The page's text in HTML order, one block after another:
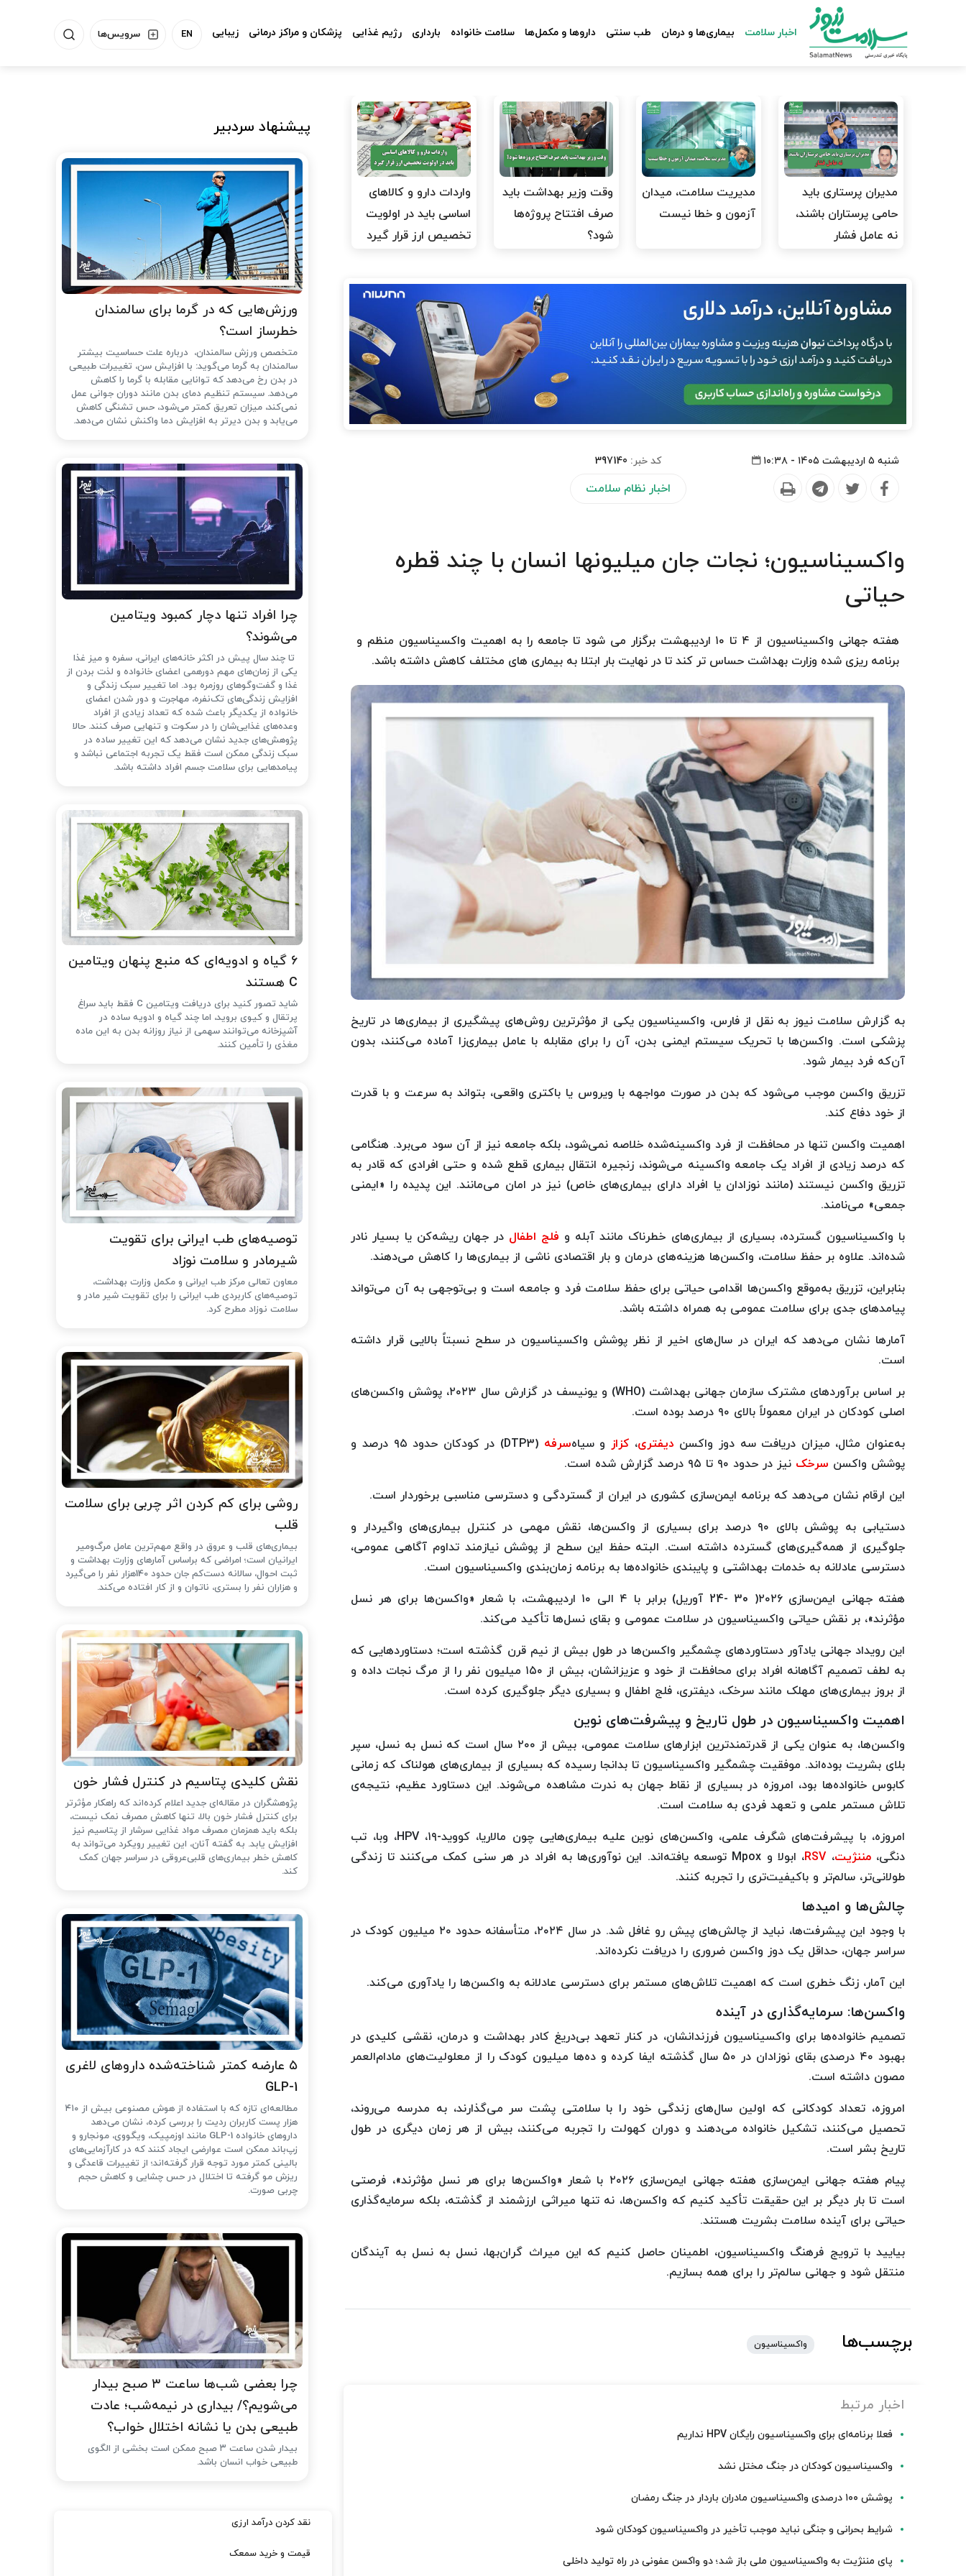
سرویس‌ها EN اخبار سلامت بیماری‌ها و درمان طب سنتی داروها و مکمل‌ها سلامت خانواده بارداری رژیم غذایی پزشکان و مراکز درمانی زیبایی
مدیران پرستاری باید
حامی پرستاران باشند،
نه عامل فشار
مدیریت سلامت، میدان
آزمون و خطا نیست
وقت وزیر بهداشت باید
صرف افتتاح پروژه‌ها
شود؟
واردات دارو و کالاهای
اساسی باید در اولویت
تخصیص ارز قرار گیرد
شنبه ۵ اردیبهشت ۱۴۰۵ - ۱۰:۳۸ کد خبر: 397140
اخبار نظام سلامت
واکسیناسیون؛ نجات جان میلیونها انسان با چند قطره
حیاتی
هفته جهانی واکسیناسیون از ۴ تا ۱۰ اردیبهشت برگزار می شود تا جامعه را به اهمیت واکسیناسیون منظم و
برنامه ریزی شده وزارت بهداشت حساس تر کند تا در نهایت بار ابتلا به بیماری های مختلف کاهش داشته باشد.
به گزارش سلامت نیوز به نقل از فارس، واکسیناسیون یکی از مؤثرترین روش‌های پیشگیری از بیماری‌ها در تاریخ
پزشکی است. واکسن‌ها با تحریک سیستم ایمنی بدن، آن را برای مقابله با عامل بیماری‌زا آماده می‌کنند، بدون
آن‌که فرد بیمار شود.
تزریق واکسن موجب می‌شود که بدن در صورت مواجهه با ویروس یا باکتری واقعی، بتواند به سرعت و با قدرت
از خود دفاع کند.
اهمیت واکسن تنها در محافظت از فرد واکسینه‌شده خلاصه نمی‌شود، بلکه جامعه نیز از آن سود می‌برد. هنگامی
که درصد زیادی از افراد یک جامعه واکسینه می‌شوند، زنجیره انتقال بیماری قطع شده و حتی افرادی که قادر به
تزریق واکسن نیستند (مانند نوزادان یا افراد دارای بیماری‌های خاص) نیز در امان می‌مانند. این پدیده را «ایمنی
جمعی» می‌نامند.
با واکسیناسیون گسترده، بسیاری از بیماری‌های خطرناک مانند آبله و فلج اطفال در جهان ریشه‌کن یا بسیار نادر
شده‌اند. علاوه بر حفظ سلامت، واکسن‌ها هزینه‌های درمان و بار اقتصادی ناشی از بیماری‌ها را کاهش می‌دهند.
بنابراین، تزریق به‌موقع واکسن‌ها اقدامی حیاتی برای حفظ سلامت فرد و جامعه است و بی‌توجهی به آن می‌تواند
پیامدهای جدی برای سلامت عمومی به همراه داشته باشد.
آمارها نشان می‌دهد که ایران در سال‌های اخیر از نظر پوشش واکسیناسیون در سطح نسبتاً بالایی قرار داشته
است.
بر اساس برآوردهای مشترک سازمان جهانی بهداشت (WHO) و یونیسف در گزارش سال ۲۰۲۳، پوشش واکسن‌های
اصلی کودکان در ایران معمولاً بالای ۹۰ درصد بوده است.
به‌عنوان مثال، میزان دریافت سه دوز واکسن دیفتری، کزازو سیاه‌سرفه
(DTP3) در کودکان حدود ۹۵ درصد و
پوشش واکسن سرخک نیز در حدود ۹۰ تا ۹۵ درصد گزارش شده است.
این ارقام نشان می‌دهد که برنامه ایمن‌سازی کشوری در ایران از گستردگی و دسترسی مناسبی برخوردار است.
دستیابی به پوشش بالای ۹۰ درصد برای بسیاری از واکسن‌ها، نقش مهمی در کنترل بیماری‌های واگیردار و
جلوگیری از همه‌گیری‌های گسترده داشته است. البته حفظ این سطح از پوشش نیازمند تداوم آگاهی عمومی،
دسترسی عادلانه به خدمات بهداشتی و پایبندی خانواده‌ها به برنامه زمان‌بندی واکسیناسیون است.
هفته جهانی ایمن‌سازی ۲۰۲۶( 30 -24 آوریل) برابر با ۴ الی ۱۰ اردیبهشت، با شعار «واکسن‌ها برای هر نسل
مؤثرند»، بر نقش حیاتی واکسیناسیون در سلامت عمومی و بقای نسل‌ها تأکید می‌کند.
این رویداد جهانی یادآور دستاوردهای چشمگیر واکسن‌ها در طول بیش از نیم قرن گذشته است؛ دستاوردهایی که
به لطف تصمیم آگاهانه افراد برای محافظت از خود و عزیزانشان، بیش از ۱۵۰ میلیون نفر را از مرگ نجات داده و
از بروز بیماری‌های مهلک مانند سرخک، دیفتری، فلج اطفال و بسیاری دیگر جلوگیری کرده است.
اهمیت واکسیناسیون در طول تاریخ و پیشرفت‌های نوین
واکسن‌ها، به عنوان یکی از قدرتمندترین ابزارهای سلامت عمومی، بیش از ۲۰۰ سال است که نسل به نسل، سپر
بلای بشریت بوده‌اند. موفقیت چشمگیر واکسیناسیون تا بدانجا رسیده که بسیاری از بیماری‌های هولناک که زمانی
کابوس خانواده‌ها بود، امروزه در بسیاری از نقاط جهان به ندرت مشاهده می‌شوند. این دستاورد عظیم، نتیجه‌ی
تلاش مستمر علمی و تعهد فردی به سلامت است.
امروزه، با پیشرفت‌های شگرف علمی، واکسن‌های نوین علیه بیماری‌هایی چون مالاریا، کووید-۱۹، HPV، وبا، تب
دنگی،مننژیت، RSV
، ابولا و Mpox توسعه یافته‌اند. این نوآوری‌ها به افراد در هر سنی کمک می‌کنند تا زندگی
طولانی‌تر، سالم‌تر و باکیفیت‌تری را تجربه کنند.
چالش‌ها و امیدها
با وجود این پیشرفت‌ها، نباید از چالش‌های پیش رو غافل شد. در سال ۲۰۲۴، متأسفانه حدود ۲۰ میلیون کودک در
سراسر جهان، حداقل یک دوز واکسن ضروری را دریافت نکرده‌اند.
این آمار، زنگ خطری است که اهمیت تلاش‌های مستمر برای دسترسی عادلانه به واکسن‌ها را یادآوری می‌کند.
واکسن‌ها: سرمایه‌گذاری در آینده
تصمیم خانواده‌ها برای واکسیناسیون فرزندانشان، در کنار تعهد بی‌دریغ کادر بهداشت و درمان، نقشی کلیدی در
بهبود ۴۰ درصدی بقای نوزادان در ۵۰ سال گذشته ایفا کرده و ده‌ها میلیون کودک را از معلولیت‌های مادام‌العمر
مصون داشته است.
امروزه، تعداد کودکانی که اولین سال‌های زندگی خود را با سلامتی پشت سر می‌گذارند، به مدرسه می‌روند،
تحصیل می‌کنند، تشکیل خانواده می‌دهند و دوران کهولت را تجربه می‌کنند، بیش از هر زمان دیگری در طول
تاریخ بشر است.
پیام هفته جهانی ایمن‌سازی هفته جهانی ایمن‌سازی ۲۰۲۶ با شعار «واکسن‌ها برای هر نسل مؤثرند»، فرصتی
است تا بار دیگر بر این حقیقت تأکید کنیم که واکسن‌ها، نه تنها میراثی ارزشمند از گذشته، بلکه سرمایه‌گذاری
حیاتی برای آینده سلامت بشریت هستند.
بیایید با ترویج فرهنگ واکسیناسیون، اطمینان حاصل کنیم که این میراث گران‌بها، نسل به نسل به آیندگان
منتقل شود و جهانی سالم‌تر را برای همه بسازیم.
برچسب‌ها واکسیناسیون
اخبار مرتبط
فعلا برنامه‌ای برای واکسیناسیون رایگان HPV نداریم
واکسیناسیون کودکان در جنگ مختل نشد
پوشش ۱۰۰ درصدی واکسیناسیون مادران باردار در جنگ رمضان
شرایط بحرانی و جنگی نباید موجب تأخیر در واکسیناسیون کودکان شود
پای مننژیت به واکسیناسیون ملی باز شد؛ دو واکسن عفونی در راه تولید داخلی
پیشنهاد سردبیر
ورزش‌هایی که در گرما برای سالمندان
خطرساز است؟
متخصص ورزش سالمندان، درباره علت حساسیت بیشتر
سالمندان به گرما می‌گوید: با افزایش سن، تغییرات طبیعی
در بدن رخ می‌دهد که توانایی مقابله با گرما را کاهش
می‌دهد. سیستم تنظیم دمای بدن مانند دوران جوانی عمل
نمی‌کند، میزان تعریق کمتر می‌شود، حس تشنگی کاهش
می‌یابد و بدن دیرتر به افزایش دما واکنش نشان می‌دهد.
چرا افراد تنها دچار کمبود ویتامین
می‌شوند؟
تا چند سال پیش در اکثر خانه‌های ایرانی، سفره و میز غذا
یکی از زمان‌های مهم دورهمی اعضای خانواده و لذت بردن از
غذا و گفت‌وگوهای روزمره بود. اما تغییر سبک زندگی و
افزایش زندگی‌های تک‌نفره، مهاجرت و دور شدن اعضای
خانواده از یکدیگر باعث شده که تعداد زیادی از افراد
وعده‌های غذایی‌شان را در سکوت و تنهایی صرف کنند. حالا
پژوهش‌های جدید نشان می‌دهد که این تغییر ساده در
سبک زندگی ممکن است فقط یک تجربه اجتماعی نباشد و
پیامدهایی برای سلامت جسم افراد داشته باشد.
۶ گیاه و ادویه‌ای که منبع پنهان ویتامین
C هستند
شاید تصور کنید برای دریافت ویتامین C فقط باید سراغ
پرتقال و کیوی بروید، اما چند گیاه و ادویه ساده در
آشپزخانه می‌توانند سهمی از نیاز روزانه بدن به این ماده
مغذی را تأمین کنند.
توصیه‌های طب ایرانی برای تقویت
شیرمادر و سلامت نوزاد
معاون تعالی مرکز طب ایرانی و مکمل وزارت بهداشت،
توصیه‌های کاربردی طب ایرانی را برای تقویت شیر مادر و
سلامت نوزاد مطرح کرد.
روشی برای کم کردن اثر چربی برای سلامت
قلب
بیماری‌های قلب و عروق در واقع مهم‌ترین عامل مرگ‌ومیر
ایرانیان است؛ امراضی که براساس آمارهای وزارت بهداشت و
ثبت احوال، سالانه دست‌کم جان حدود 140هزار نفر را می‌گیرد
و هزاران نفر را بستری، ناتوان و از کار افتاده می‌کند.
نقش کلیدی پتاسیم در کنترل فشار خون
پژوهشگران در مقاله‌ای جدید اعلام کرده‌اند که راهکار مؤثرتر
برای کنترل فشار خون بالا، تنها کاهش مصرف نمک نیست،
بلکه باید همزمان مصرف مواد غذایی سرشار از پتاسیم نیز
افزایش یابد. به گفته آنان، این تغییر رویکرد می‌تواند به
کاهش خطر بیماری‌های قلبی‌عروقی در سراسر جهان کمک
کند.
۵ عارضه کمتر شناخته‌شده داروهای لاغری
GLP-1
مطالعه‌ای تازه که با استفاده از هوش مصنوعی بیش از ۴۱۰
هزار پست کاربران ردیت را بررسی کرده، نشان می‌دهد
داروهای خانواده GLP-1 مانند اوزمپیک، ویگووی، مونجارو و
زپ‌باند ممکن است عوارضی ایجاد کنند که در کارآزمایی‌های
بالینی کمتر مورد توجه قرار گرفته‌اند؛ از تغییرات قاعدگی و
ریزش مو گرفته تا اختلال در حس چشایی و کاهش حجم
چربی صورت.
چرا بعضی شب‌ها ساعت ۳ صبح بیدار
می‌شویم؟/ بیداری در نیمه‌شب؛ عادت
طبیعی بدن یا نشانه اختلال خواب؟
بیدار شدن ساعت ۳ صبح ممکن است بخشی از الگوی
طبیعی خواب انسان باشد.
نقد کردن درآمد ارزی
قیمت و خرید سمعک